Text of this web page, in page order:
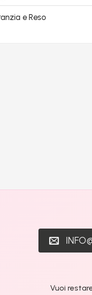
e Reso
Vuoi